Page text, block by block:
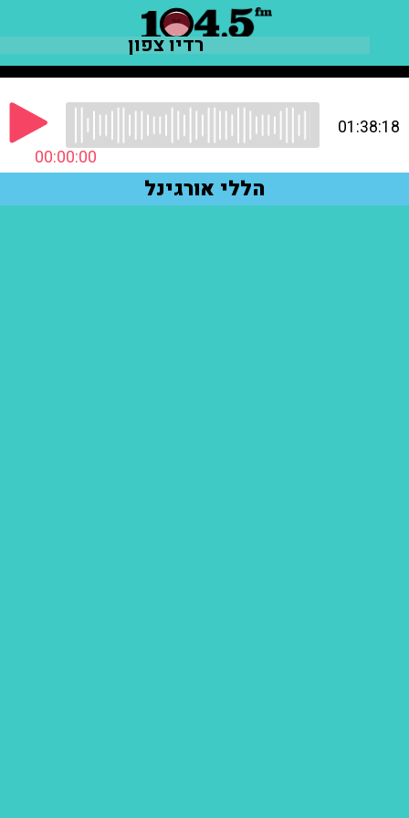
רדיו צפון
00:00:00
01:38:18
הללי אורגינל